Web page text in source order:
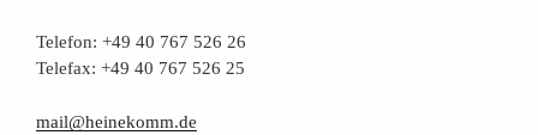
Tele­fon: +49 40 767 526 26
Tele­fax: +49 40 767 526 25
mail@heinekomm.de